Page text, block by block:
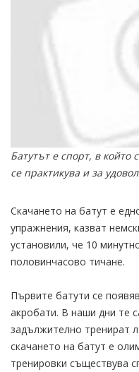
Батутът е спорт, в който
се практикува и за
Скачането на батут е
упражнения, казват
установили, че 10
половинчасово тичане.
Първите батути се
акробати. В наши дни те
задължително тренират
скачането на батут е
тренировки съществува